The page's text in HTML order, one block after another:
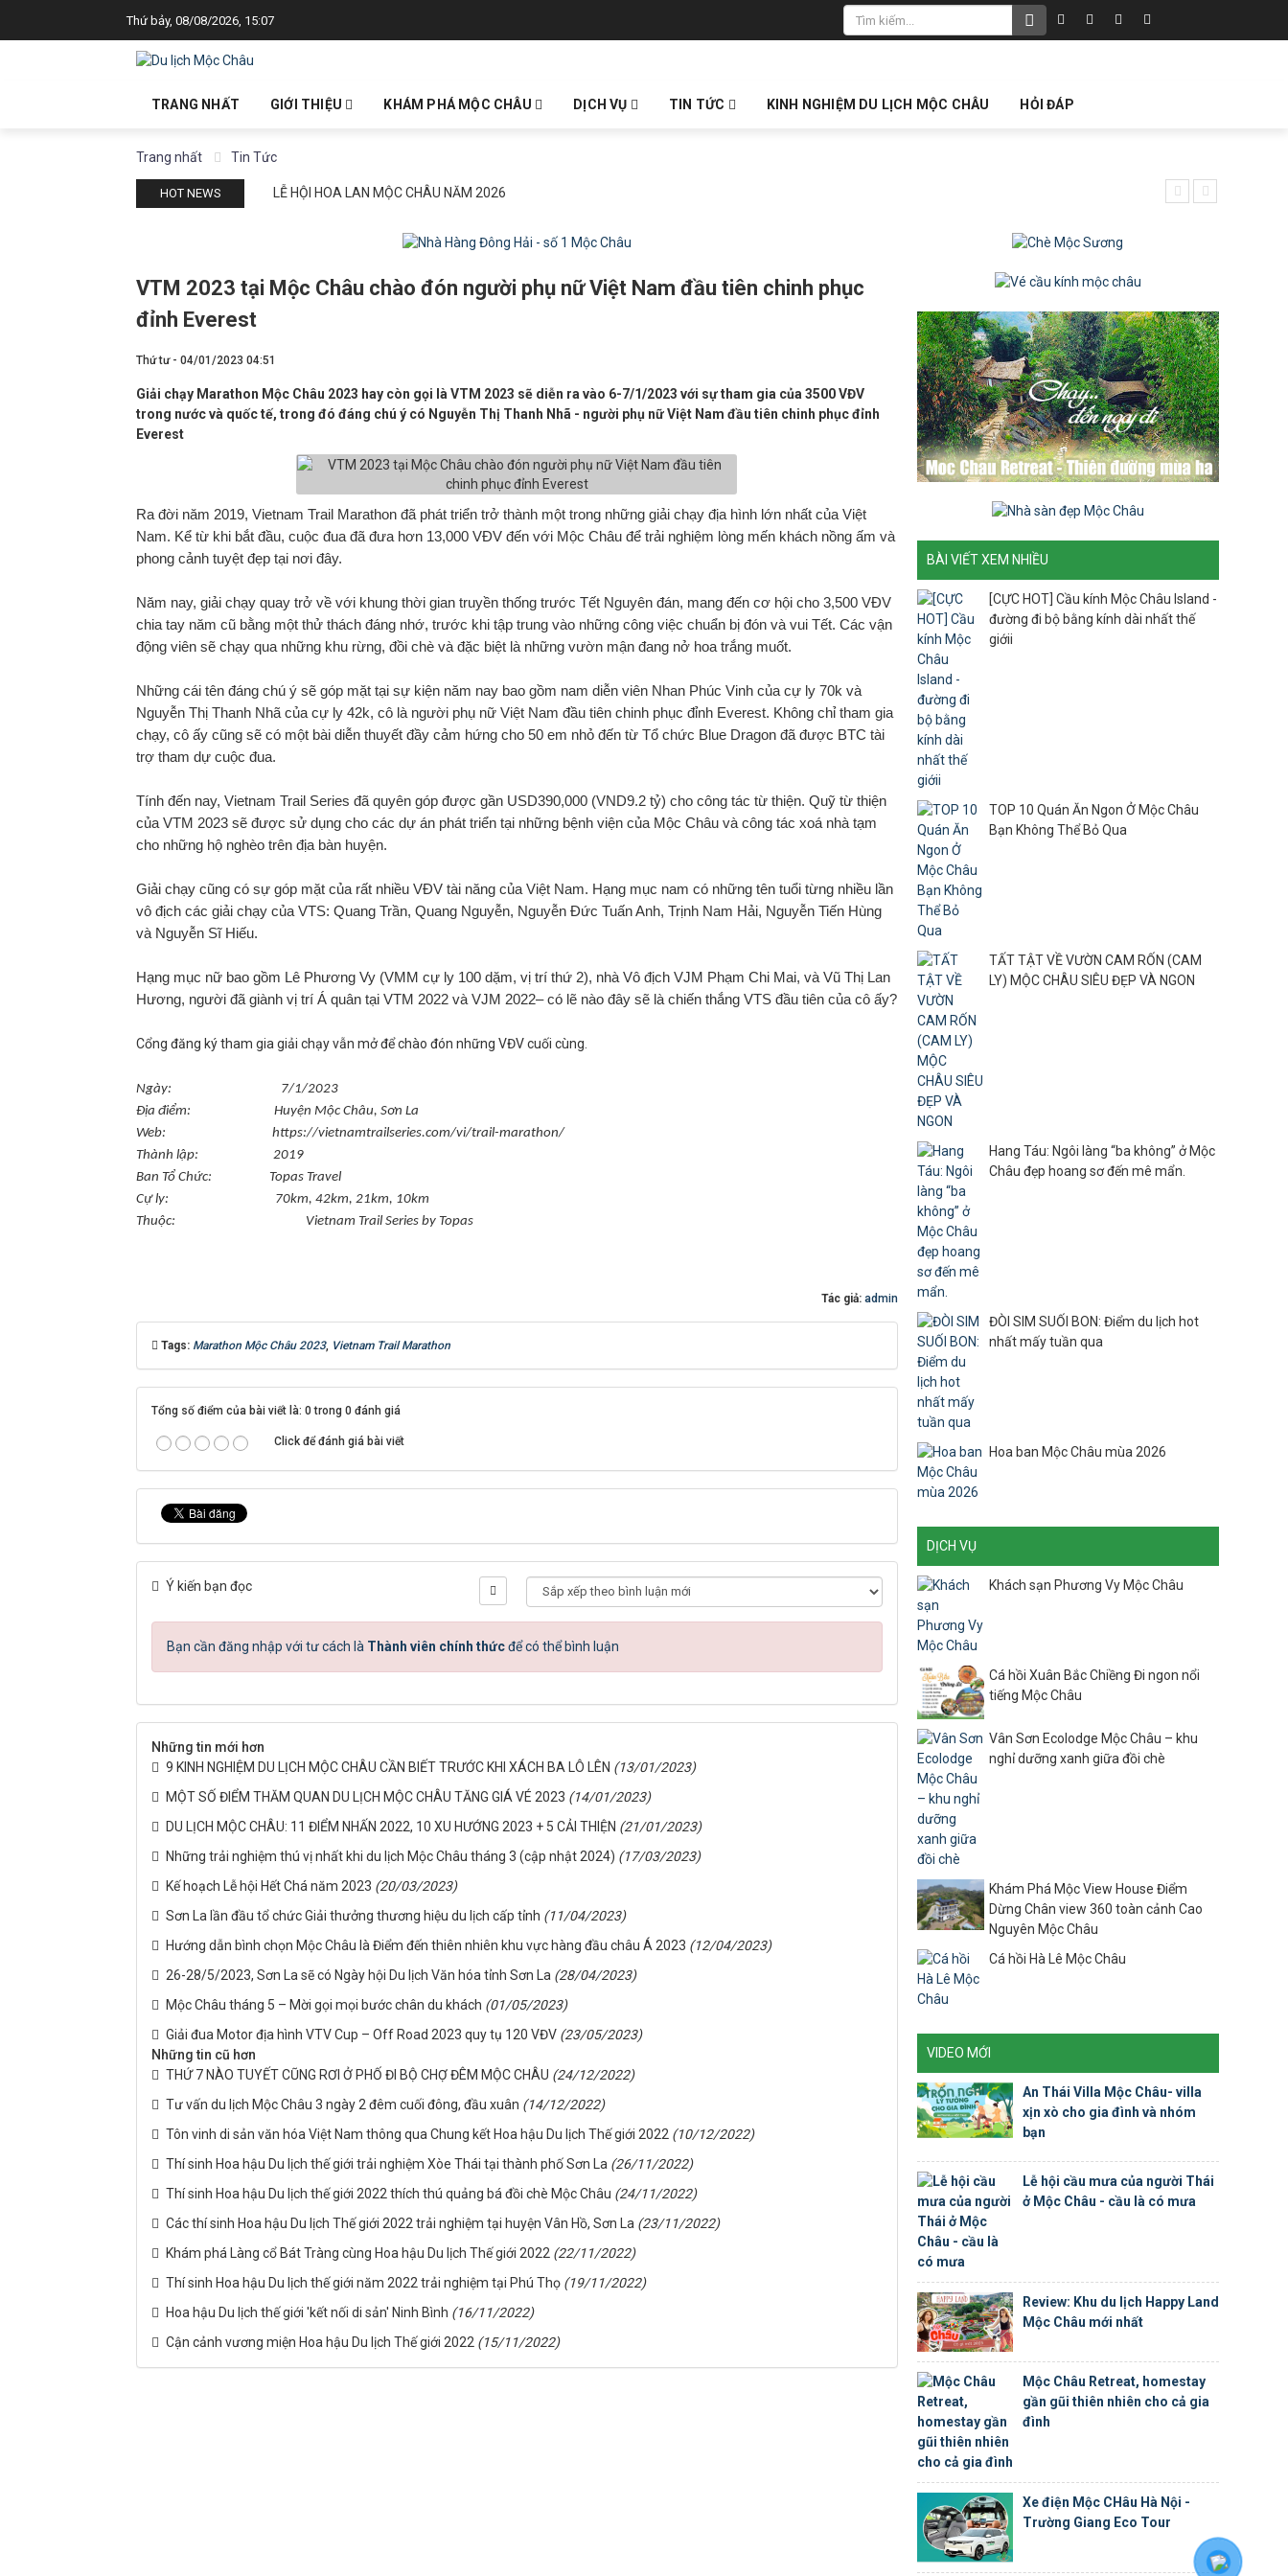
Thứ bảy, 08/08/2026, 15:07
TRANG NHẤT GIỚI THIỆU KHÁM PHÁ MỘC CHÂU DỊCH VỤ TIN TỨC KINH NGHIỆM DU LỊCH MỘC CHÂU HỎI ĐÁP
Trang nhất Tin Tức
HOT NEWS LỄ HỘI HOA LAN MỘC CHÂU NĂM 2026 Cuối tuần lên
VTM 2023 tại Mộc Châu chào đón người phụ nữ Việt Nam đầu tiên chinh phục
đỉnh Everest
Thứ tư - 04/01/2023 04:51
Giải chạy Marathon Mộc Châu 2023 hay còn gọi là VTM 2023 sẽ diễn ra vào 6-7/1/2023 với sự tham gia của 3500 VĐV
trong nước và quốc tế, trong đó đáng chú ý có Nguyễn Thị Thanh Nhã - người phụ nữ Việt Nam đầu tiên chinh phục đỉnh
Everest
Ra đời năm 2019, Vietnam Trail Marathon đã phát triển trở thành một trong những giải chạy địa hình lớn nhất của Việt
Nam. Kể từ khi bắt đầu, cuộc đua đã đưa hơn 13,000 VĐV đến với Mộc Châu để trải nghiệm lòng mến khách nồng ấm và
phong cảnh tuyệt đẹp tại nơi đây.
Năm nay, giải chạy quay trở về với khung thời gian truyền thống trước Tết Nguyên đán, mang đến cơ hội cho 3,500 VĐV
chia tay năm cũ bằng một thử thách đáng nhớ, trước khi tập trung vào những công việc chuẩn bị đón và vui Tết. Các vận
động viên sẽ chạy qua những khu rừng, đồi chè và đặc biệt là những vườn mận đang nở hoa trắng muốt.
Những cái tên đáng chú ý sẽ góp mặt tại sự kiện năm nay bao gồm nam diễn viên Nhan Phúc Vinh của cự ly 70k và
Nguyễn Thị Thanh Nhã của cự ly 42k, cô là người phụ nữ Việt Nam đầu tiên chinh phục đỉnh Everest. Không chỉ tham gia
chạy, cô ấy cũng sẽ có một bài diễn thuyết đầy cảm hứng cho 50 em nhỏ đến từ Tổ chức Blue Dragon đã được BTC tài
trợ tham dự cuộc đua.
Tính đến nay, Vietnam Trail Series đã quyên góp được gần USD390,000 (VND9.2 tỷ) cho công tác từ thiện. Quỹ từ thiện
của VTM 2023 sẽ được sử dụng cho các dự án phát triển tại những bệnh viện của Mộc Châu và công tác xoá nhà tạm
cho những hộ nghèo trên địa bàn huyện.
Giải chạy cũng có sự góp mặt của rất nhiều VĐV tài năng của Việt Nam. Hạng mục nam có những tên tuổi từng nhiều lần
vô địch các giải chạy của VTS: Quang Trần, Quang Nguyễn, Nguyễn Đức Tuấn Anh, Trịnh Nam Hải, Nguyễn Tiến Hùng
và Nguyễn Sĩ Hiếu.
Hạng mục nữ bao gồm Lê Phương Vy (VMM cự ly 100 dặm, vị trí thứ 2), nhà Vô địch VJM Phạm Chi Mai, và Vũ Thị Lan
Hương, người đã giành vị trí Á quân tại VTM 2022 và VJM 2022– có lẽ nào đây sẽ là chiến thắng VTS đầu tiên của cô ấy?
Cổng đăng ký tham gia giải chạy vẫn mở để chào đón những VĐV cuối cùng.
Ngày:
7/1/2023
Địa điểm:
Huyện Mộc Châu, Sơn La
Web: https://vietnamtrailseries.com/vi/trail-marathon/
Thành lập: 2019
Ban Tổ Chức: Topas Travel
Cự ly: 70km, 42km, 21km, 10km
Thuộc:
Vietnam Trail Series by Topas
Tác giả: admin
Tags: Marathon Mộc Châu 2023, Vietnam Trail Marathon
Tổng số điểm của bài viết là: 0 trong 0 đánh giá
Click để đánh giá bài viết
Ý kiến bạn đọc
Bạn cần đăng nhập với tư cách là Thành viên chính thứcđể có thể bình luận
Những tin mới hơn
9 KINH NGHIỆM DU LỊCH MỘC CHÂU CẦN BIẾT TRƯỚC KHI XÁCH BA LÔ LÊN (13/01/2023)
MỘT SỐ ĐIỂM THĂM QUAN DU LỊCH MỘC CHÂU TĂNG GIÁ VÉ 2023 (14/01/2023)
DU LỊCH MỘC CHÂU: 11 ĐIỂM NHẤN 2022, 10 XU HƯỚNG 2023 + 5 CẢI THIỆN (21/01/2023)
Những trải nghiệm thú vị nhất khi du lịch Mộc Châu tháng 3 (cập nhật 2024) (17/03/2023)
Kế hoạch Lễ hội Hết Chá năm 2023 (20/03/2023)
Sơn La lần đầu tổ chức Giải thưởng thương hiệu du lịch cấp tỉnh (11/04/2023)
Hướng dẫn bình chọn Mộc Châu là Điểm đến thiên nhiên khu vực hàng đầu châu Á 2023 (12/04/2023)
26-28/5/2023, Sơn La sẽ có Ngày hội Du lịch Văn hóa tỉnh Sơn La (28/04/2023)
Mộc Châu tháng 5 – Mời gọi mọi bước chân du khách (01/05/2023)
Giải đua Motor địa hình VTV Cup – Off Road 2023 quy tụ 120 VĐV (23/05/2023)
Những tin cũ hơn
THỨ 7 NÀO TUYẾT CŨNG RƠI Ở PHỐ ĐI BỘ CHỢ ĐÊM MỘC CHÂU (24/12/2022)
Tư vấn du lịch Mộc Châu 3 ngày 2 đêm cuối đông, đầu xuân (14/12/2022)
Tôn vinh di sản văn hóa Việt Nam thông qua Chung kết Hoa hậu Du lịch Thế giới 2022 (10/12/2022)
Thí sinh Hoa hậu Du lịch thế giới trải nghiệm Xòe Thái tại thành phố Sơn La (26/11/2022)
Thí sinh Hoa hậu Du lịch thế giới 2022 thích thú quảng bá đồi chè Mộc Châu (24/11/2022)
Các thí sinh Hoa hậu Du lịch Thế giới 2022 trải nghiệm tại huyện Vân Hồ, Sơn La (23/11/2022)
Khám phá Làng cổ Bát Tràng cùng Hoa hậu Du lịch Thế giới 2022 (22/11/2022)
Thí sinh Hoa hậu Du lịch thế giới năm 2022 trải nghiệm tại Phú Thọ (19/11/2022)
Hoa hậu Du lịch thế giới 'kết nối di sản' Ninh Bình (16/11/2022)
Cận cảnh vương miện Hoa hậu Du lịch Thế giới 2022 (15/11/2022)
BÀI VIẾT XEM NHIỀU
[CỰC HOT] Cầu kính Mộc Châu Island -
đường đi bộ bằng kính dài nhất thế
giớii
TOP 10 Quán Ăn Ngon Ở Mộc Châu
Bạn Không Thể Bỏ Qua
TẤT TẬT VỀ VƯỜN CAM RỐN (CAM
LY) MỘC CHÂU SIÊU ĐẸP VÀ NGON
Hang Táu: Ngôi làng “ba không” ở Mộc
Châu đẹp hoang sơ đến mê mẩn.
ĐÒI SIM SUỐI BON: Điểm du lịch hot
nhất mấy tuần qua
Hoa ban Mộc Châu mùa 2026
DỊCH VỤ
Khách sạn Phương Vy Mộc Châu
Cá hồi Xuân Bắc Chiềng Đi ngon nổi
tiếng Mộc Châu
Vân Sơn Ecolodge Mộc Châu – khu
nghỉ dưỡng xanh giữa đồi chè
Khám Phá Mộc View House Điểm
Dừng Chân view 360 toàn cảnh Cao
Nguyên Mộc Châu
Cá hồi Hà Lê Mộc Châu
VIDEO MỚI
An Thái Villa Mộc Châu- villa
xịn xò cho gia đình và nhóm
bạn
Lễ hội cầu mưa của người Thái
ở Mộc Châu - cầu là có mưa
Review: Khu du lịch Happy Land
Mộc Châu mới nhất
Mộc Châu Retreat, homestay
gần gũi thiên nhiên cho cả gia
đình
Xe điện Mộc CHâu Hà Nội -
Trường Giang Eco Tour